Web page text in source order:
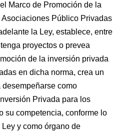
Marco de Promoción de la
Asociaciones Público Privadas
la Ley, establece, entre
proyectos o prevea
de la inversión privada
en dicha norma, crea un
como
Privada para los
su competencia, conforme lo
y como órgano de